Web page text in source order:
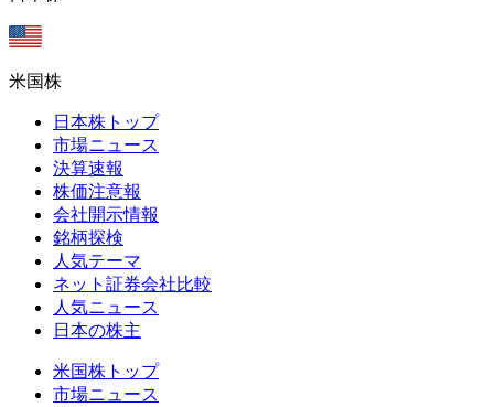
米国株
日本株トップ
市場ニュース
決算速報
株価注意報
会社開示情報
銘柄探検
人気テーマ
ネット証券会社比較
人気ニュース
日本の株主
米国株トップ
市場ニュース